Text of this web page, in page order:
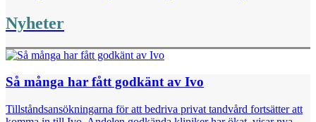
Nyheter
Så många har fått godkänt av Ivo
Tillståndsansökningarna för att bedriva privat tandvård fortsätter att